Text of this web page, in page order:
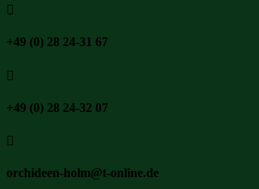

+49 (0) 28 24-31 67

+49 (0) 28 24-32 07

orchideen-holm@t-online.de